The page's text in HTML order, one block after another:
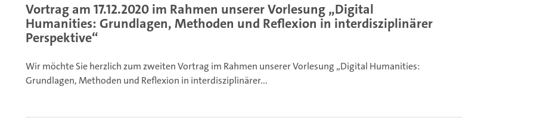
Vortrag am 17.12.2020 im Rahmen unserer Vorlesung „Digital
Humanities: Grundlagen, Methoden und Reflexion in interdisziplinärer
Perspektive“
Wir möchte Sie herzlich zum zweiten Vortrag im Rahmen unserer Vorlesung „Digital Humanities:
Grundlagen, Methoden und Reflexion in interdisziplinärer...